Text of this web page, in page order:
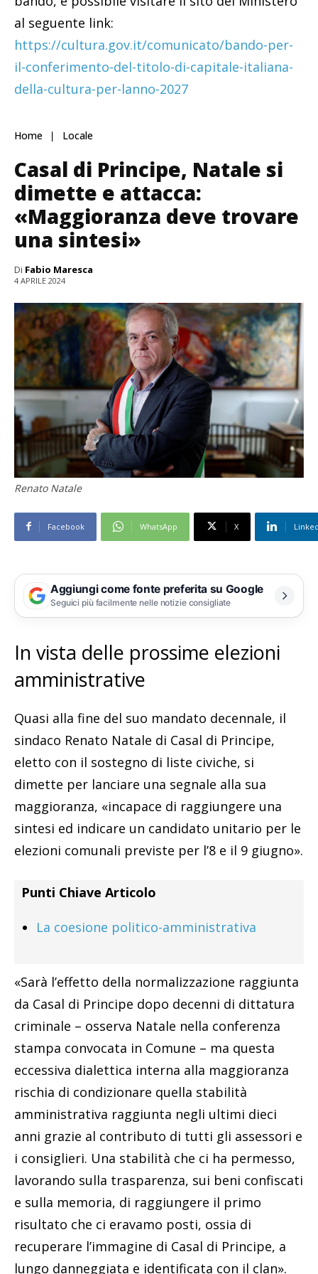
al seguente link:
https://cultura.gov.it/comunicato/bando-per-
il-conferimento-del-titolo-di-capitale-italiana-
della-cultura-per-lanno-2027
Home Locale
Casal di Principe, Natale si
dimette e attacca:
«Maggioranza deve trovare
una sintesi»
Di Fabio Maresca
4 APRILE 2024
Renato Natale
Facebook WhatsApp X
Aggiungi come fonte preferita su Google
Seguici più facilmente nelle notizie consigliate
In vista delle prossime elezioni
amministrative
Quasi alla fine del suo mandato decennale, il
sindaco Renato Natale di Casal di Principe,
eletto con il sostegno di liste civiche, si
dimette per lanciare una segnale alla sua
maggioranza, «incapace di raggiungere una
sintesi ed indicare un candidato unitario per le
elezioni comunali previste per l’8 e il 9 giugno».
Punti Chiave Articolo
La coesione politico-amministrativa
«Sarà l’effetto della normalizzazione raggiunta
da Casal di Principe dopo decenni di dittatura
criminale – osserva Natale nella conferenza
stampa convocata in Comune – ma questa
eccessiva dialettica interna alla maggioranza
rischia di condizionare quella stabilità
amministrativa raggiunta negli ultimi dieci
anni grazie al contributo di tutti gli assessori e
i consiglieri. Una stabilità che ci ha permesso,
lavorando sulla trasparenza, sui beni confiscati
e sulla memoria, di raggiungere il primo
risultato che ci eravamo posti, ossia di
recuperare l’immagine di Casal di Principe, a
lungo danneggiata e identificata con il clan».